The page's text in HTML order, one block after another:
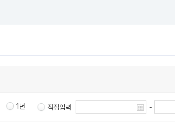
1년 직접입력 ~